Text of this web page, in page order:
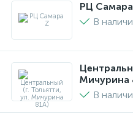
РЦ
В
Мичурина
В